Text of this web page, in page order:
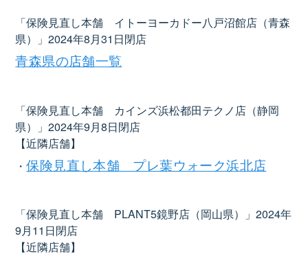
「保険見直し本舗 イトーヨーカドー八戸沼館店（青森
県）」2024年8月31日閉店
青森県の店舗一覧
「保険見直し本舗 カインズ浜松都田テクノ店（静岡
県）」2024年9月8日閉店
【近隣店舗】
・保険見直し本舗 プレ葉ウォーク浜北店
「保険見直し本舗 PLANT5鏡野店（岡山県）」2024年
9月11日閉店
【近隣店舗】